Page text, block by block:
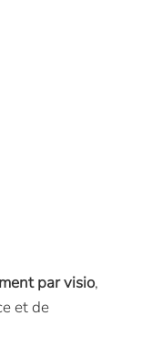
par visio,
et de